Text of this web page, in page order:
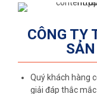
CÔNG TY
Quý khách hàng
giải đáp thắc